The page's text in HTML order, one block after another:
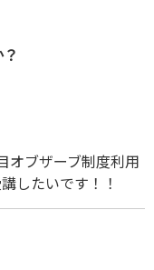
オブザーブ制度利用
したいです！！